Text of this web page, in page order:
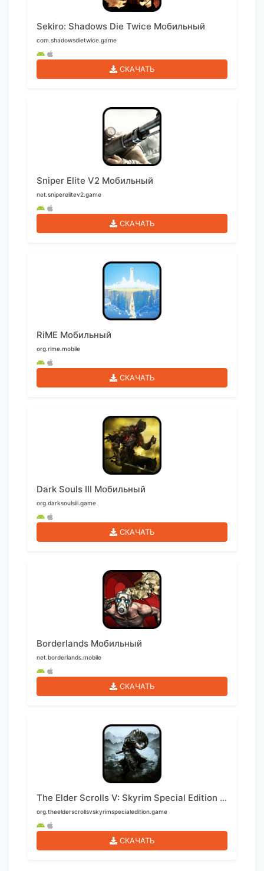
Sekiro: Shadows Die Twice Мобильный
com.shadowsdietwice.game
СКАЧАТЬ
Sniper Elite V2 Мобильный
net.sniperelitev2.game
СКАЧАТЬ
RiME Мобильный
org.rime.mobile
СКАЧАТЬ
Dark Souls III Мобильный
org.darksoulsiii.game
СКАЧАТЬ
Borderlands Мобильный
net.borderlands.mobile
СКАЧАТЬ
The Elder Scrolls V: Skyrim Special Edition Мобильный
org.theelderscrollsvskyrimspecialedition.game
СКАЧАТЬ